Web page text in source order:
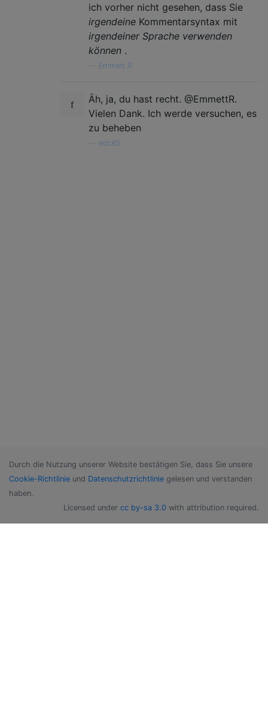
ich vorher nicht gesehen, dass Sie
irgendeine Kommentarsyntax mit
irgendeiner Sprache verwenden
können .
Emmett R.
Äh, ja, du hast recht. @EmmettR.
Vielen Dank. Ich werde versuchen, es
zu beheben
edc65
Durch die Nutzung unserer Website bestätigen Sie, dass Sie unsere
Cookie-Richtlinie und Datenschutzrichtlinie gelesen und verstanden
haben.
Licensed under cc by-sa 3.0 with attribution required.